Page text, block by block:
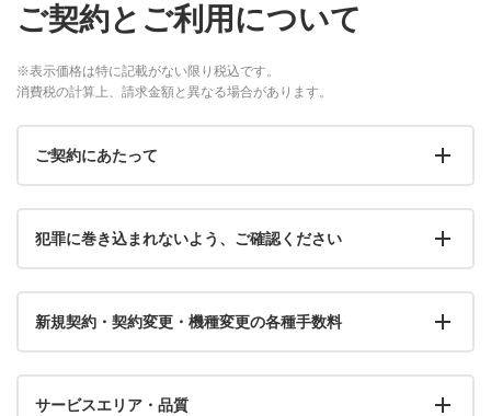
ご契約とご利用について
※表示価格は特に記載がない限り税込です。
消費税の計算上、請求金額と異なる場合があります。
ご契約にあたって
犯罪に巻き込まれないよう、ご確認ください
新規契約・契約変更・機種変更の各種手数料
サービスエリア・品質